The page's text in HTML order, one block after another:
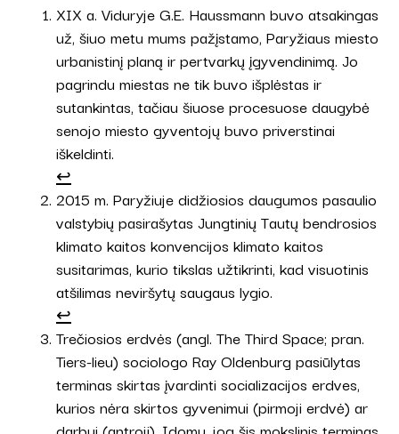
XIX a. Viduryje G.E. Haussmann buvo atsakingas
už, šiuo metu mums pažįstamo, Paryžiaus miesto
urbanistinį planą ir pertvarkų įgyvendinimą. Jo
pagrindu miestas ne tik buvo išplėstas ir
sutankintas, tačiau šiuose procesuose daugybė
senojo miesto gyventojų buvo priverstinai
iškeldinti.
↩︎
2015 m. Paryžiuje didžiosios daugumos pasaulio
valstybių pasirašytas Jungtinių Tautų bendrosios
klimato kaitos konvencijos klimato kaitos
susitarimas, kurio tikslas užtikrinti, kad visuotinis
atšilimas neviršytų saugaus lygio.
↩︎
Trečiosios erdvės (angl. The Third Space; pran.
Tiers-lieu) sociologo Ray Oldenburg pasiūlytas
terminas skirtas įvardinti socializacijos erdves,
kurios nėra skirtos gyvenimui (pirmoji erdvė) ar